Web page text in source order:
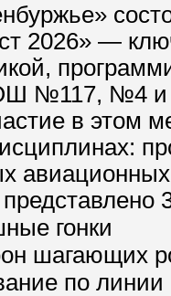
2026» —
№117, №4 и
в этом
гонки
шагающих
по линии